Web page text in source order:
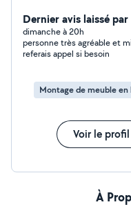
Dernier avis laissé
dimanche à 20h
personne très agréable et minutieux
referais appel si besoin
Montage de meuble en
Voir le profil
À